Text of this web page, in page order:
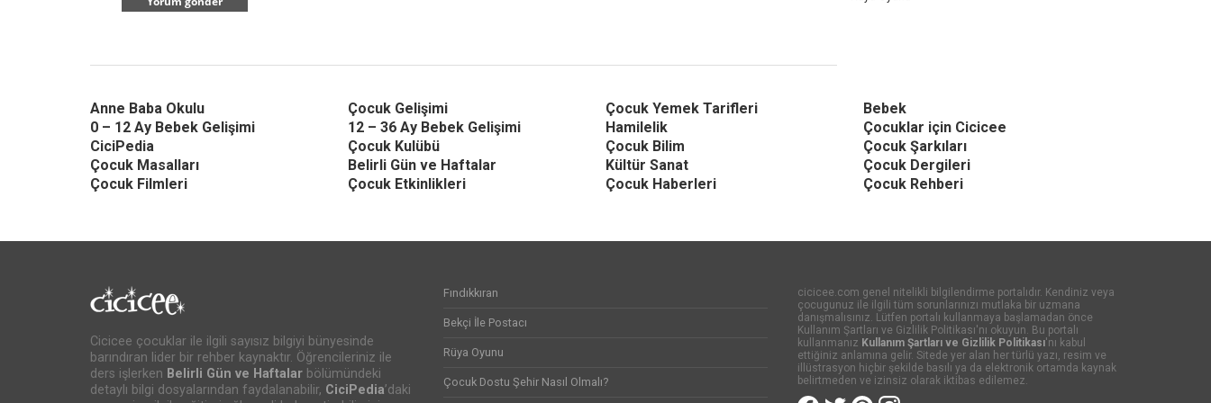
Anne Baba Okulu Çocuk Gelişimi Çocuk Yemek Tarifleri
Bebek
0 – 12 Ay Bebek Gelişimi
12 – 36 Ay Bebek Gelişimi Hamilelik
Çocuklar için Cicicee
CiciPedia
Çocuk Kulübü Çocuk Bilim
Çocuk Şarkıları
Çocuk Masalları
Belirli Gün ve Haftalar Kültür Sanat
Çocuk Dergileri
Çocuk Filmleri
Çocuk Etkinlikleri Çocuk Haberleri Çocuk Rehberi
Cicicee çocuklar ile ilgili sayısız bilgiyi bünyesinde
barındıran lider bir rehber kaynaktır. Öğrencileriniz ile
ders işlerken Belirli Gün ve Haftalar bölümündeki
detaylı bilgi dosyalarından faydalanabilir, CiciPedia’daki
Fındıkkıran
Bekçi İle Postacı
Rüya Oyunu
Çocuk Dostu Şehir Nasıl Olmalı?
cicicee.com genel nitelikli bilgilendirme portalıdır. Kendiniz veya
çocugunuz ile ilgili tüm sorunlarınızı mutlaka bir uzmana
danışmalısınız. Lütfen portalı kullanmaya başlamadan önce
Kullanım Şartları ve Gizlilik Politikası'nı okuyun. Bu portalı
kullanmanız Kullanım Şartları ve Gizlilik Politikası'nı kabul
ettiğiniz anlamına gelir. Sitede yer alan her türlü yazı, resim ve
illüstrasyon hiçbir şekilde basılı ya da elektronik ortamda kaynak
belirtmeden ve izinsiz olarak iktibas edilemez.